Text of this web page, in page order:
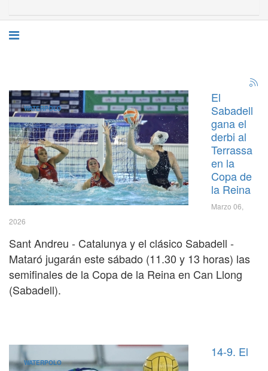
WATERPOLO
El
Sabadell
gana el
derbi al
Terrassa
en la
Copa de
la Reina
Marzo 06,
2026
Sant Andreu - Catalunya y el clásico Sabadell -
Mataró jugarán este sábado (11.30 y 13 horas) las
semifinales de la Copa de la Reina en Can Llong
(Sabadell).
WATERPOLO
14-9. El